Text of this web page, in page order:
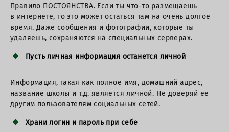
Правило ПОСТОЯНСТВА. Если ты что-то размещаешь
в интернете, то это может остаться там на очень долгое
время. Даже сообщения и фотографии, которые ты
удаляешь, сохраняются на специальных серверах.
Пусть личная информация останется личной
Информация, такая как полное имя, домашний адрес,
название школы и т.д. является личной. Не доверяй ее
другим пользователям социальных сетей.
Храни логин и пароль при себе